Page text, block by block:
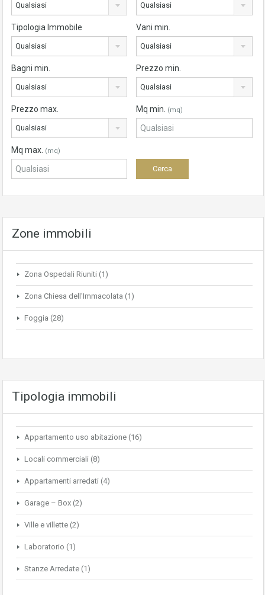
Qualsiasi Qualsiasi
Tipologia Immobile
Qualsiasi
Vani min.
Qualsiasi
Bagni min.
Qualsiasi
Prezzo min.
Qualsiasi
Prezzo max.
Qualsiasi
Mq min. (mq)
Mq max. (mq)
Zone immobili
Zona Ospedali Riuniti (1)
Zona Chiesa dell'Immacolata (1)
Foggia (28)
Tipologia immobili
Appartamento uso abitazione (16)
Locali commerciali (8)
Appartamenti arredati (4)
Garage – Box (2)
Ville e villette (2)
Laboratorio (1)
Stanze Arredate (1)